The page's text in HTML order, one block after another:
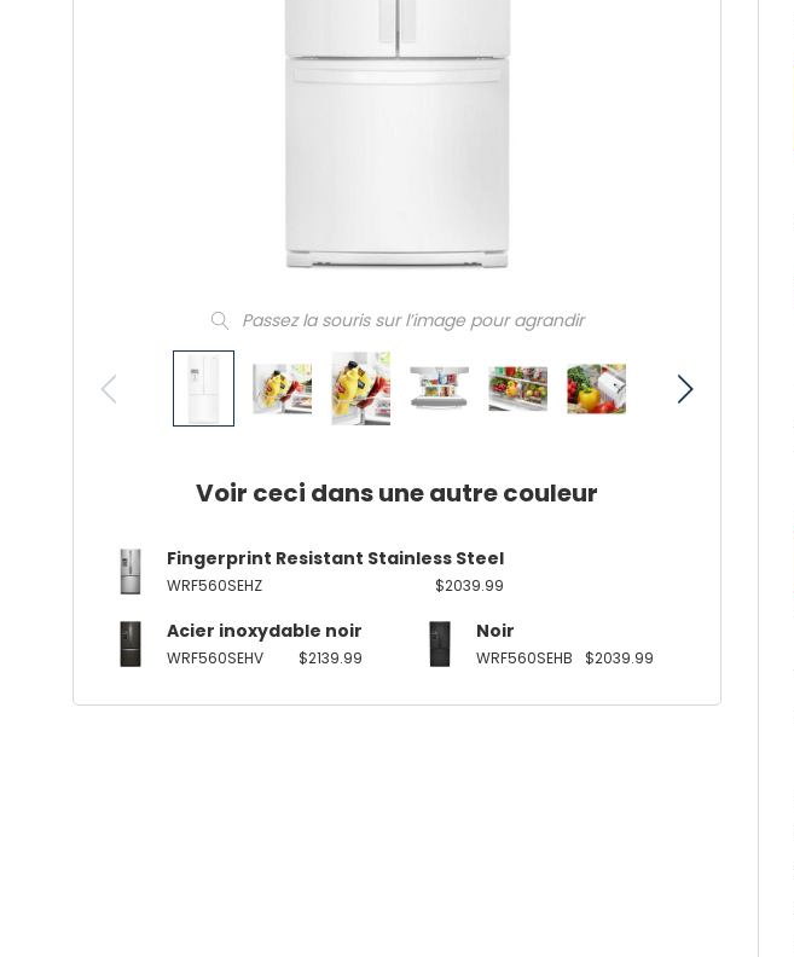
Passez la souris sur l’image pour agrandir
Voir ceci dans une autre couleur
Fingerprint Resistant Stainless Steel
WRF560SEHZ $2039.99
Acier inoxydable noir
WRF560SEHV $2139.99
Noir
WRF560SEHB $2039.99